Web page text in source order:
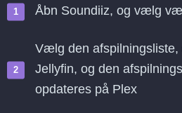
Åbn Soundiiz, og vælg
Vælg den afspilningsliste,
Jellyfin, og den
opdateres på Plex